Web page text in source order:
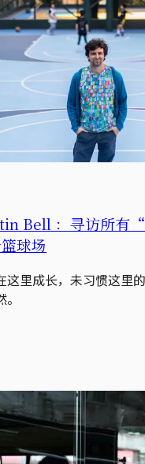
Bell ：寻访所有
球场
这里成长，未习惯这里